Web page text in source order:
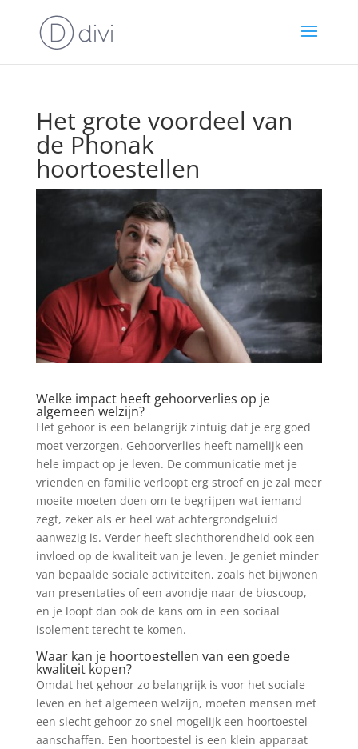
Het grote voordeel van
de Phonak
hoortoestellen
Welke impact heeft gehoorverlies op je
algemeen welzijn?
Het gehoor is een belangrijk zintuig dat je erg goed
moet verzorgen. Gehoorverlies heeft namelijk een
hele impact op je leven. De communicatie met je
vrienden en familie verloopt erg stroef en je zal meer
moeite moeten doen om te begrijpen wat iemand
zegt, zeker als er heel wat achtergrondgeluid
aanwezig is. Verder heeft slechthorendheid ook een
invloed op de kwaliteit van je leven. Je geniet minder
van bepaalde sociale activiteiten, zoals het bijwonen
van presentaties of een avondje naar de bioscoop,
en je loopt dan ook de kans om in een sociaal
isolement terecht te komen.
Waar kan je hoortoestellen van een goede
kwaliteit kopen?
Omdat het gehoor zo belangrijk is voor het sociale
leven en het algemeen welzijn, moeten mensen met
een slecht gehoor zo snel mogelijk een hoortoestel
aanschaffen. Een hoortoestel is een klein apparaat